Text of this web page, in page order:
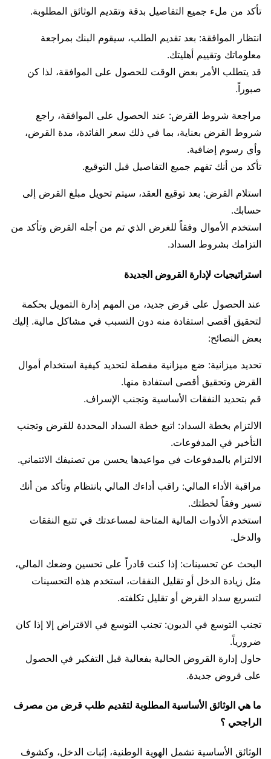
تأكد من ملء جميع التفاصيل بدقة وتقديم الوثائق المطلوبة.
انتظار الموافقة: بعد تقديم الطلب، سيقوم البنك بمراجعة
معلوماتك وتقييم أهليتك.
قد يتطلب الأمر بعض الوقت للحصول على الموافقة، لذا كن
صبوراً.
مراجعة شروط القرض: عند الحصول على الموافقة، راجع
شروط القرض بعناية، بما في ذلك سعر الفائدة، مدة القرض،
وأي رسوم إضافية.
تأكد من أنك تفهم جميع التفاصيل قبل التوقيع.
استلام القرض: بعد توقيع العقد، سيتم تحويل مبلغ القرض إلى
حسابك.
استخدم الأموال وفقاً للغرض الذي تم من أجله القرض وتأكد من
التزامك بشروط السداد.
استراتيجيات لإدارة القروض الجديدة
عند الحصول على قرض جديد، من المهم إدارة التمويل بحكمة
لتحقيق أقصى استفادة منه دون التسبب في مشاكل مالية. إليك
بعض النصائح:
تحديد ميزانية: ضع ميزانية مفصلة لتحديد كيفية استخدام أموال
القرض وتحقيق أقصى استفادة منها.
قم بتحديد النفقات الأساسية وتجنب الإسراف.
الالتزام بخطة السداد: اتبع خطة السداد المحددة للقرض وتجنب
التأخير في المدفوعات.
الالتزام بالمدفوعات في مواعيدها يحسن من تصنيفك الائتماني.
مراقبة الأداء المالي: راقب أداءك المالي بانتظام وتأكد من أنك
تسير وفقاً لخطتك.
استخدم الأدوات المالية المتاحة لمساعدتك في تتبع النفقات
والدخل.
البحث عن تحسينات: إذا كنت قادراً على تحسين وضعك المالي،
مثل زيادة الدخل أو تقليل النفقات، استخدم هذه التحسينات
لتسريع سداد القرض أو تقليل تكلفته.
تجنب التوسع في الديون: تجنب التوسع في الاقتراض إلا إذا كان
ضرورياً.
حاول إدارة القروض الحالية بفعالية قبل التفكير في الحصول
على قروض جديدة.
ما هي الوثائق الأساسية المطلوبة لتقديم طلب قرض من مصرف
الراجحي ؟
الوثائق الأساسية تشمل الهوية الوطنية، إثبات الدخل، وكشوف